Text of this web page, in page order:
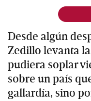
Desde algún
Zedillo levanta
pudiera soplar
sobre un país
gallardía, sino